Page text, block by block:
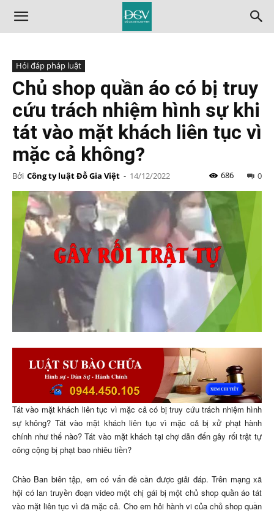
Hỏi đáp pháp luật
Chủ shop quần áo có bị truy
cứu trách nhiệm hình sự khi
tát vào mặt khách liên tục vì
mặc cả không?
Bởi Công ty luật Đỗ Gia Việt - 14/12/2022 0
686
Tát vào mặt khách liên tục vì mặc cả có bị truy cứu trách nhiệm hình
sự không? Tát vào mặt khách liên tục vì mặc cả bị xử phạt hành
chính như thế nào? Tát vào mặt khách tại chợ dẫn đến gây rối trật tự
công cộng bị phạt bao nhiêu tiền?
Chào Ban biên tập, em có vấn đề cần được giải đáp. Trên mạng xã
hội có lan truyền đoạn video một chị gái bị một chủ shop quần áo tát
vào mặt liên tục vì đã mặc cả. Cho em hỏi hành vi của chủ shop quần